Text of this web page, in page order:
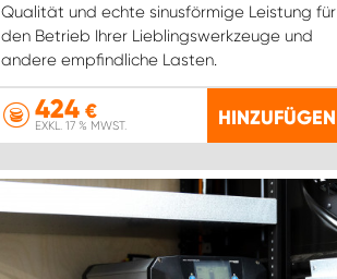
Qualität und echte sinusförmige Leistung für
den Betrieb Ihrer Lieblingswerkzeuge und
andere empfindliche Lasten.
424€
EXKL. 17 % MWST. HINZUFÜGEN